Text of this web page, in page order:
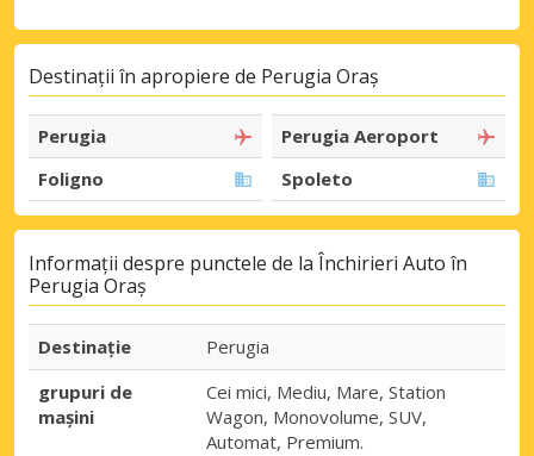
Destinații în apropiere de Perugia Oraș
Perugia
Perugia Aeroport
Foligno
Spoleto
Informații despre punctele de la Închirieri Auto în
Perugia Oraș
Destinaţie
Perugia
grupuri de
mașini
Cei mici, Mediu, Mare, Station
Wagon, Monovolume, SUV,
Automat, Premium.